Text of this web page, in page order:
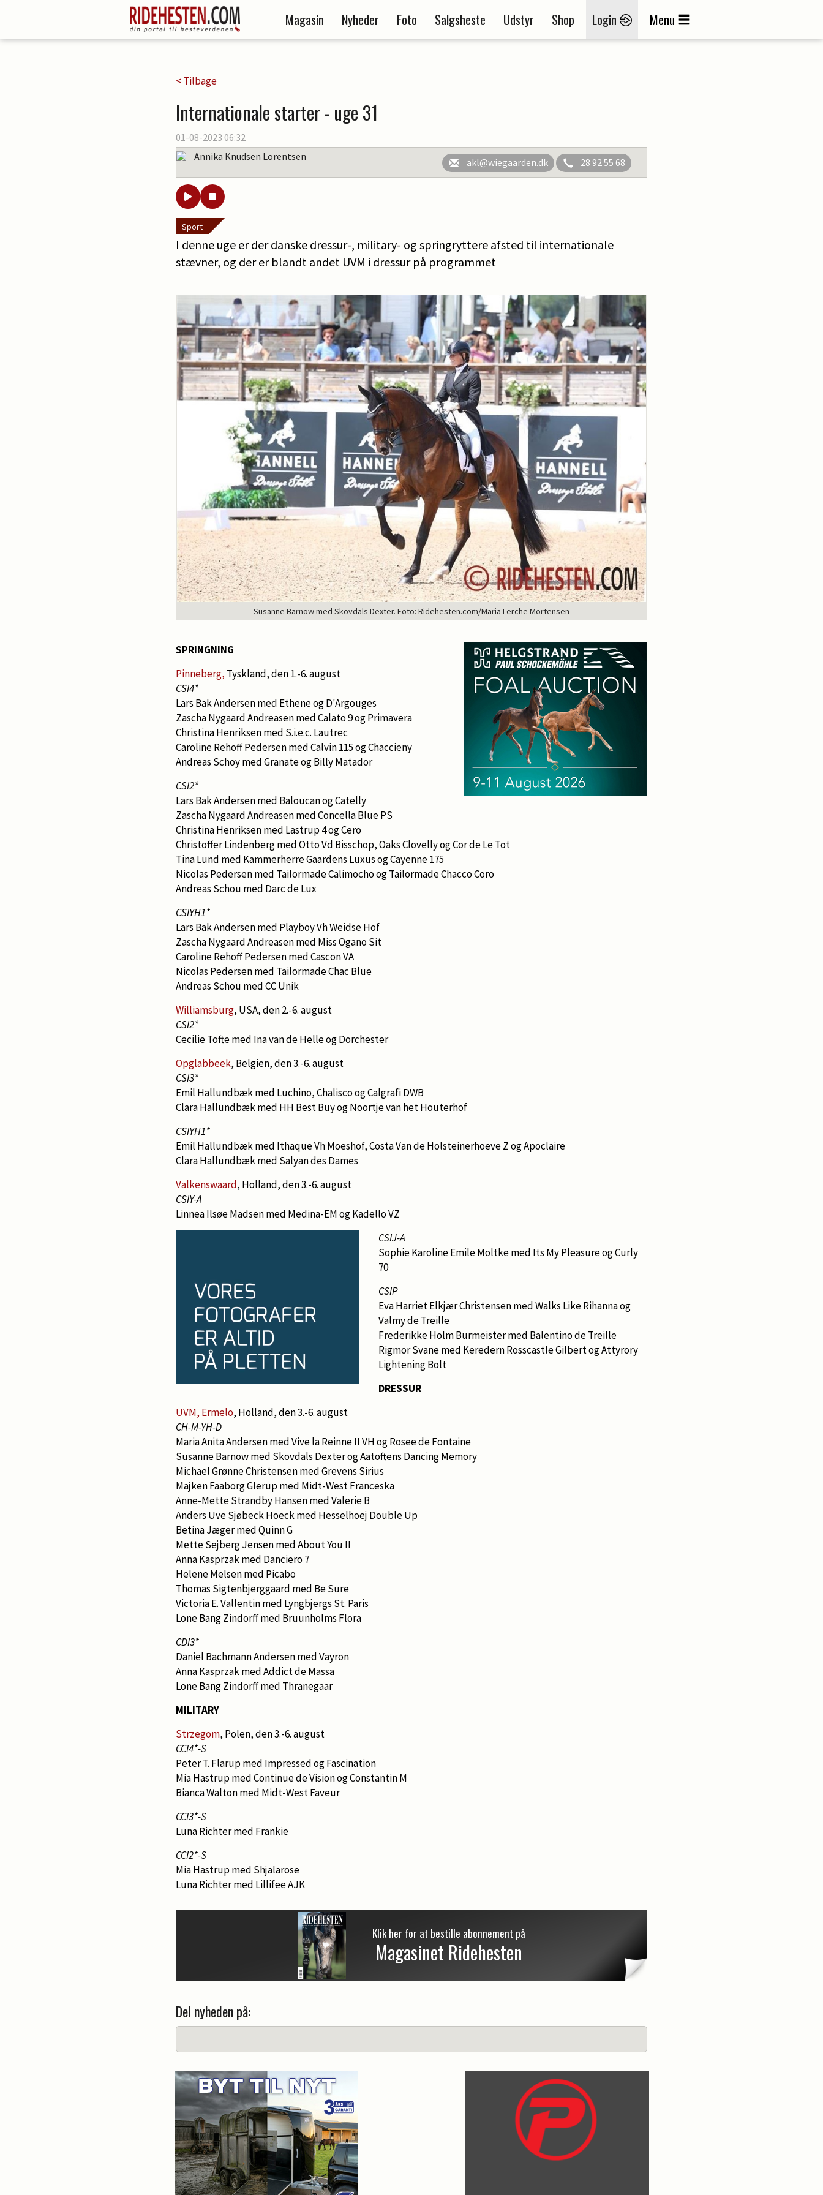
Magasin Nyheder Foto Salgsheste Udstyr Shop Login Menu
< Tilbage
Internationale starter - uge 31
01-08-2023 06:32
Annika Knudsen Lorentsen
akl@wiegaarden.dk 28 92 55 68
Sport
I denne uge er der danske dressur-, military- og springryttere afsted til internationale
stævner, og der er blandt andet UVM i dressur på programmet
Susanne Barnow med Skovdals Dexter. Foto: Ridehesten.com/Maria Lerche Mortensen
SPRINGNING
Pinneberg, Tyskland, den 1.-6. august
CSI4*
Lars Bak Andersen med Ethene og D'Argouges
Zascha Nygaard Andreasen med Calato 9 og Primavera
Christina Henriksen med S.i.e.c. Lautrec
Caroline Rehoff Pedersen med Calvin 115 og Chaccieny
Andreas Schoy med Granate og Billy Matador
CSI2*
Lars Bak Andersen med Baloucan og Catelly
Zascha Nygaard Andreasen med Concella Blue PS
Christina Henriksen med Lastrup 4 og Cero
Christoffer Lindenberg med Otto Vd Bisschop, Oaks Clovelly og Cor de Le Tot
Tina Lund med Kammerherre Gaardens Luxus og Cayenne 175
Nicolas Pedersen med Tailormade Calimocho og Tailormade Chacco Coro
Andreas Schou med Darc de Lux
CSIYH1*
Lars Bak Andersen med Playboy Vh Weidse Hof
Zascha Nygaard Andreasen med Miss Ogano Sit
Caroline Rehoff Pedersen med Cascon VA
Nicolas Pedersen med Tailormade Chac Blue
Andreas Schou med CC Unik
Williamsburg, USA, den 2.-6. august
CSI2*
Cecilie Tofte med Ina van de Helle og Dorchester
Opglabbeek, Belgien, den 3.-6. august
CSI3*
Emil Hallundbæk med Luchino, Chalisco og Calgrafi DWB
Clara Hallundbæk med HH Best Buy og Noortje van het Houterhof
CSIYH1*
Emil Hallundbæk med Ithaque Vh Moeshof, Costa Van de Holsteinerhoeve Z og Apoclaire
Clara Hallundbæk med Salyan des Dames
Valkenswaard, Holland, den 3.-6. august
CSIY-A
Linnea Ilsøe Madsen med Medina-EM og Kadello VZ
CSIJ-A
Sophie Karoline Emile Moltke med Its My Pleasure og Curly
70
CSIP
Eva Harriet Elkjær Christensen med Walks Like Rihanna og
Valmy de Treille
Frederikke Holm Burmeister med Balentino de Treille
Rigmor Svane med Keredern Rosscastle Gilbert og Attyrory
Lightening Bolt
DRESSUR
UVM, Ermelo, Holland, den 3.-6. august
CH-M-YH-D
Maria Anita Andersen med Vive la Reinne II VH og Rosee de Fontaine
Susanne Barnow med Skovdals Dexter og Aatoftens Dancing Memory
Michael Grønne Christensen med Grevens Sirius
Majken Faaborg Glerup med Midt-West Franceska
Anne-Mette Strandby Hansen med Valerie B
Anders Uve Sjøbeck Hoeck med Hesselhoej Double Up
Betina Jæger med Quinn G
Mette Sejberg Jensen med About You II
Anna Kasprzak med Danciero 7
Helene Melsen med Picabo
Thomas Sigtenbjerggaard med Be Sure
Victoria E. Vallentin med Lyngbjergs St. Paris
Lone Bang Zindorff med Bruunholms Flora
CDI3*
Daniel Bachmann Andersen med Vayron
Anna Kasprzak med Addict de Massa
Lone Bang Zindorff med Thranegaar
MILITARY
Strzegom, Polen, den 3.-6. august
CCI4*-S
Peter T. Flarup med Impressed og Fascination
Mia Hastrup med Continue de Vision og Constantin M
Bianca Walton med Midt-West Faveur
CCI3*-S
Luna Richter med Frankie
CCI2*-S
Mia Hastrup med Shjalarose
Luna Richter med Lillifee AJK
Klik her for at bestille abonnement på
Magasinet Ridehesten
Del nyheden på: